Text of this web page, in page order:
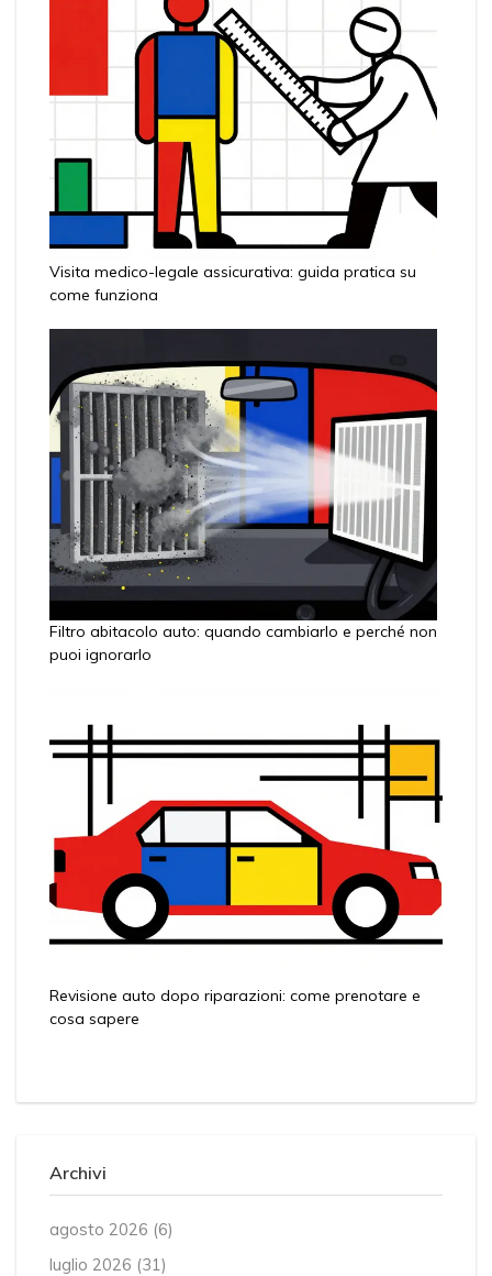
Visita medico-legale assicurativa: guida pratica su
come funziona
Filtro abitacolo auto: quando cambiarlo e perché non
puoi ignorarlo
Revisione auto dopo riparazioni: come prenotare e
cosa sapere
Archivi
agosto 2026 (6)
luglio 2026 (31)